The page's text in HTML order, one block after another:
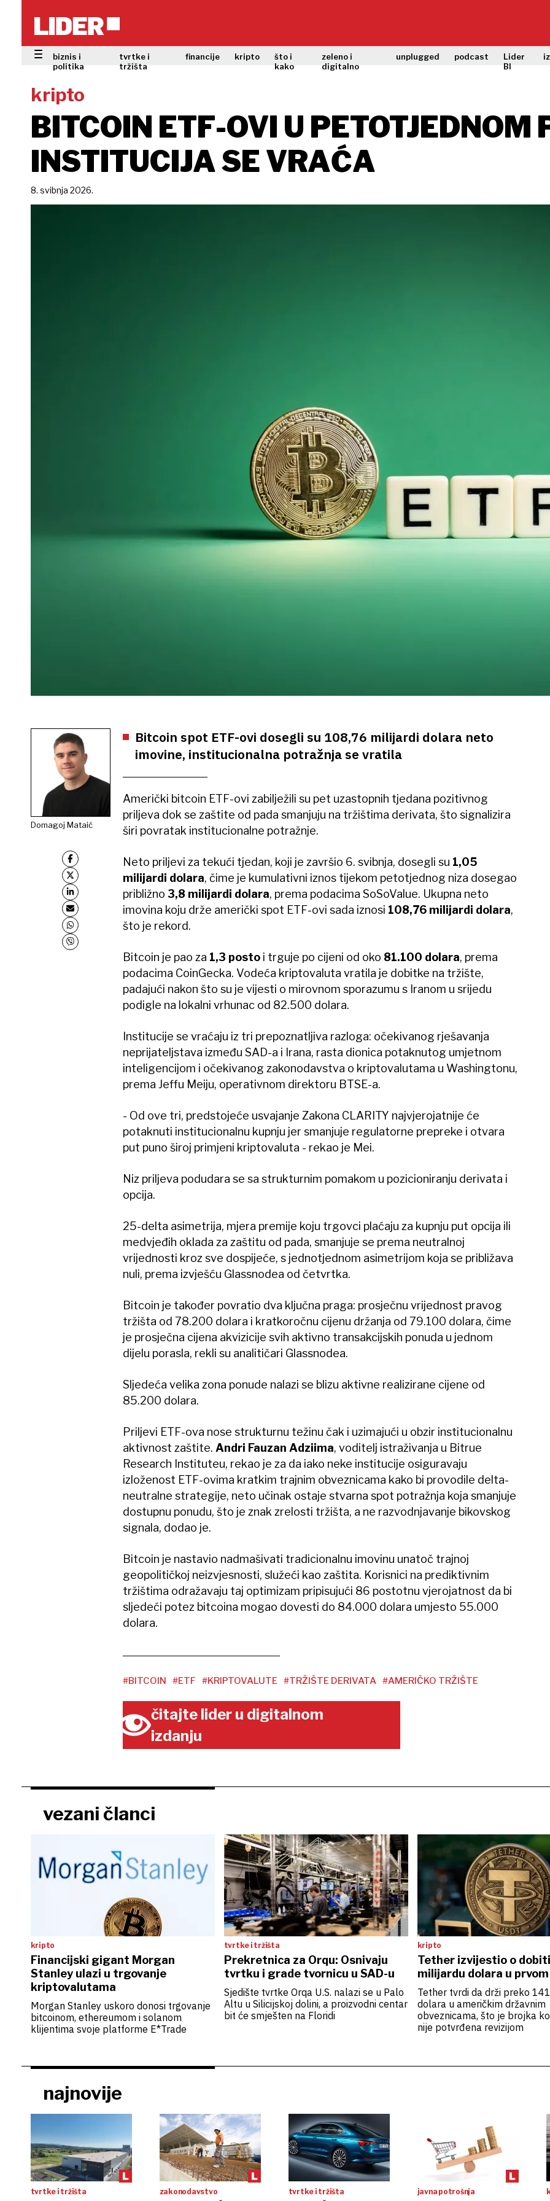
biznis i
politika
tvrtke i
tržišta
financije kripto
što i
kako
zeleno i
digitalno
unplugged podcast
Lider
BI
kripto
BITCOIN ETF-OVI U PETOTJEDNOM
INSTITUCIJA SE VRAĆA
8. svibnja 2026.
Domagoj Mataić
Bitcoin spot ETF-ovi dosegli su 108,76 milijardi dolara neto
imovine, institucionalna potražnja se vratila
Američki bitcoin ETF-ovi zabilježili su pet uzastopnih tjedana pozitivnog
priljeva dok se zaštite od pada smanjuju na tržištima derivata, što signalizira
širi povratak institucionalne potražnje.
Neto priljevi za tekući tjedan, koji je završio 6. svibnja, dosegli su 1,05
milijardi dolara, čime je kumulativni iznos tijekom petotjednog niza dosegao
približno 3,8 milijardi dolara, prema podacima SoSoValue. Ukupna neto
imovina koju drže američki spot ETF-ovi sada iznosi 108,76 milijardi dolara,
što je rekord.
Bitcoin je pao za 1,3 postoi trguje po cijeni od oko 81.100 dolara, prema
podacima CoinGecka. Vodeća kriptovaluta vratila je dobitke na tržište,
padajući nakon što su je vijesti o mirovnom sporazumu s Iranom u srijedu
podigle na lokalni vrhunac od 82.500 dolara.
Institucije se vraćaju iz tri prepoznatljiva razloga: očekivanog rješavanja
neprijateljstava između SAD-a i Irana, rasta dionica potaknutog umjetnom
inteligencijom i očekivanog zakonodavstva o kriptovalutama u Washingtonu,
prema Jeffu ​​Meiju, operativnom direktoru BTSE-a.
- Od ove tri, predstojeće usvajanje Zakona CLARITY najvjerojatnije će
potaknuti institucionalnu kupnju jer smanjuje regulatorne prepreke i otvara
put puno široj primjeni kriptovaluta - rekao je Mei.
Niz priljeva podudara se sa strukturnim pomakom u pozicioniranju derivata i
opcija.
25-delta asimetrija, mjera premije koju trgovci plaćaju za kupnju put opcija ili
medvjeđih oklada za zaštitu od pada, smanjuje se prema neutralnoj
vrijednosti kroz sve dospijeće, s jednotjednom asimetrijom koja se približava
nuli, prema izvješću Glassnodea od četvrtka.
Bitcoin je također povratio dva ključna praga: prosječnu vrijednost pravog
tržišta od 78.200 dolara i kratkoročnu cijenu držanja od 79.100 dolara, čime
je prosječna cijena akvizicije svih aktivno transakcijskih ponuda u jednom
dijelu porasla, rekli su analitičari Glassnodea.
Sljedeća velika zona ponude nalazi se blizu aktivne realizirane cijene od
85.200 dolara.
Priljevi ETF-ova nose strukturnu težinu čak i uzimajući u obzir institucionalnu
aktivnost zaštite. Andri Fauzan Adziima, voditelj istraživanja u Bitrue
Research Instituteu, rekao je za da iako neke institucije osiguravaju
izloženost ETF-ovima kratkim trajnim obveznicama kako bi provodile delta-
neutralne strategije, neto učinak ostaje stvarna spot potražnja koja smanjuje
dostupnu ponudu, što je znak zrelosti tržišta, a ne razvodnjavanje bikovskog
signala, dodao je.
Bitcoin je nastavio nadmašivati ​​tradicionalnu imovinu unatoč trajnoj
geopolitičkoj neizvjesnosti, služeći kao zaštita. Korisnici na prediktivnim
tržištima odražavaju taj optimizam pripisujući 86 postotnu vjerojatnost da bi
sljedeći potez bitcoina mogao dovesti do 84.000 dolara umjesto 55.000
dolara.
#BITCOIN #ETF #KRIPTOVALUTE #TRŽIŠTE DERIVATA #AMERIČKO TRŽIŠTE
čitajte lider u digitalnom
izdanju
vezani članci
kripto
Financijski gigant Morgan
Stanley ulazi u trgovanje
kriptovalutama
Morgan Stanley uskoro donosi trgovanje
bitcoinom, ethereumom i solanom
klijentima svoje platforme E*Trade
tvrtke i tržišta
Prekretnica za Orqu: Osnivaju
tvrtku i grade tvornicu u SAD-u
Sjedište tvrtke Orqa U.S. nalazi se u Palo
Altu u Silicijskoj dolini, a proizvodni centar
bit će smješten na Floridi
kripto
Tether izvijestio o
milijardu dolara u
Tether tvrdi da drži preko
dolara u američkim državnim
obveznicama, što je brojka
nije potvrđena revizijom
najnovije
tvrtke i tržišta zakonodavstvo tvrtke i tržišta javna potrošnja